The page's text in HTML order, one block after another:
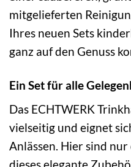
mitgelieferten
Ihres neuen Sets
ganz auf den Genuss
Ein Set für alle
Das ECHTWERK
vielseitig und eignet
Anlässen. Hier sind